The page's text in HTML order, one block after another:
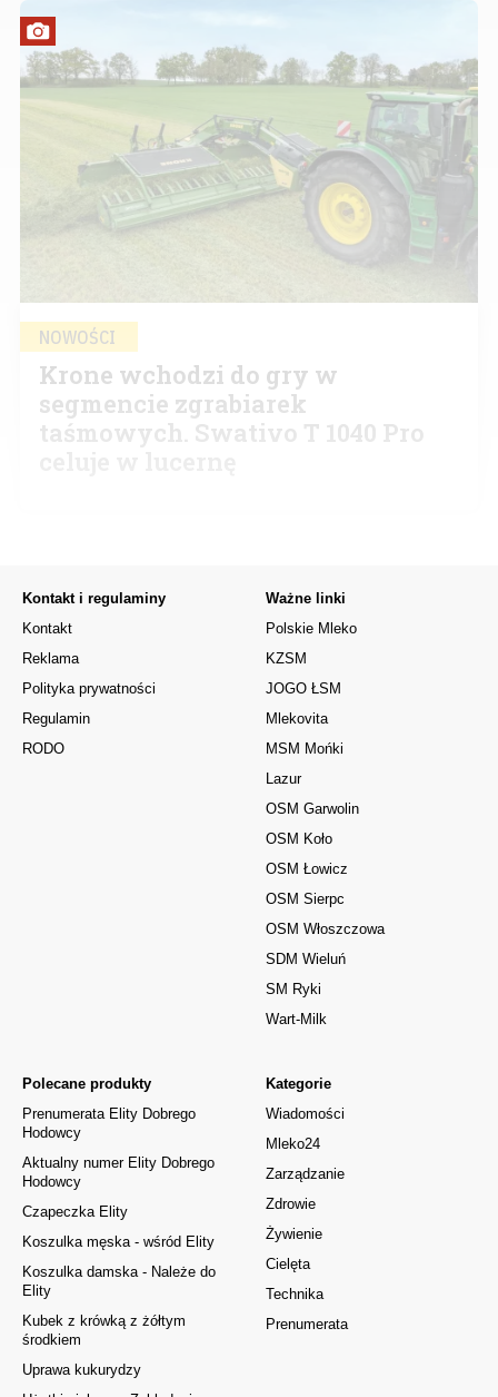
NOWOŚCI
Krone wchodzi do gry w
segmencie zgrabiarek
taśmowych. Swativo T 1040 Pro
Kontakt i regulaminy
Kontakt
Reklama
Polityka prywatności
Regulamin
RODO
Kategorie
Wiadomości
Mleko24
Zarządzanie
Zdrowie
Żywienie
Cielęta
Technika
Prenumerata
Polecane produkty
Prenumerata Elity Dobrego
Hodowcy
Aktualny numer Elity Dobrego
Hodowcy
Czapeczka Elity
Koszulka męska - wśród Elity
Koszulka damska - Należe do
Elity
Kubek z krówką z żółtym
środkiem
Uprawa kukurydzy
Ważne linki
Polskie Mleko
KZSM
JOGO ŁSM
Mlekovita
MSM Mońki
Lazur
OSM Garwolin
OSM Koło
OSM Łowicz
OSM Sierpc
OSM Włoszczowa
SDM Wieluń
SM Ryki
Wart-Milk